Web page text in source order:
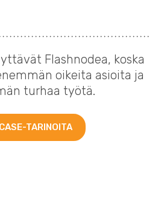
Flashnodea, koska
oikeita asioita ja
turhaa työtä.
TARINOITA